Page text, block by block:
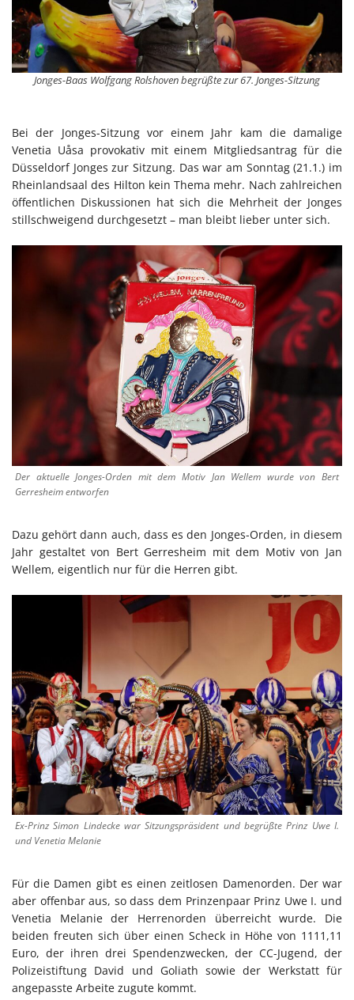
Jonges-Baas Wolfgang Rolshoven begrüßte zur 67. Jonges-Sitzung
Bei der Jonges-Sitzung vor einem Jahr kam die damalige
Venetia Uåsa provokativ mit einem Mitgliedsantrag für die
Düsseldorf Jonges zur Sitzung. Das war am Sonntag (21.1.) im
Rheinlandsaal des Hilton kein Thema mehr. Nach zahlreichen
öffentlichen Diskussionen hat sich die Mehrheit der Jonges
stillschweigend durchgesetzt – man bleibt lieber unter sich.
Der aktuelle Jonges-Orden mit dem Motiv Jan Wellem wurde von Bert
Gerresheim entworfen
Dazu gehört dann auch, dass es den Jonges-Orden, in diesem
Jahr gestaltet von Bert Gerresheim mit dem Motiv von Jan
Wellem, eigentlich nur für die Herren gibt.
Ex-Prinz Simon Lindecke war Sitzungspräsident und begrüßte Prinz Uwe I.
und Venetia Melanie
Für die Damen gibt es einen zeitlosen Damenorden. Der war
aber offenbar aus, so dass dem Prinzenpaar Prinz Uwe I. und
Venetia Melanie der Herrenorden überreicht wurde. Die
beiden freuten sich über einen Scheck in Höhe von 1111,11
Euro, der ihren drei Spendenzwecken, der CC-Jugend, der
Polizeistiftung David und Goliath sowie der Werkstatt für
angepasste Arbeite zugute kommt.